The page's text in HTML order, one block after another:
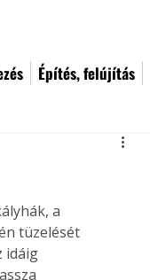
Építés, felújítás
a
tüzelését
idáig